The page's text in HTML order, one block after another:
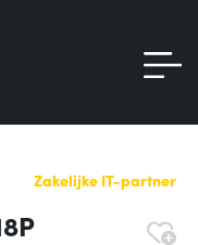
Zakelijke IT-partner